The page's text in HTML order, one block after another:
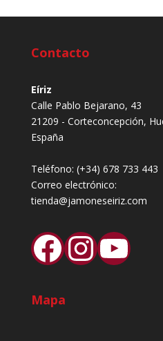
Contacto
Eíriz
Calle Pablo Bejarano, 43
21209 - Corteconcepción,
España
Teléfono: (+34) 678 733 443
Correo electrónico:
tienda@jamoneseiriz.com
Facebook
Mapa